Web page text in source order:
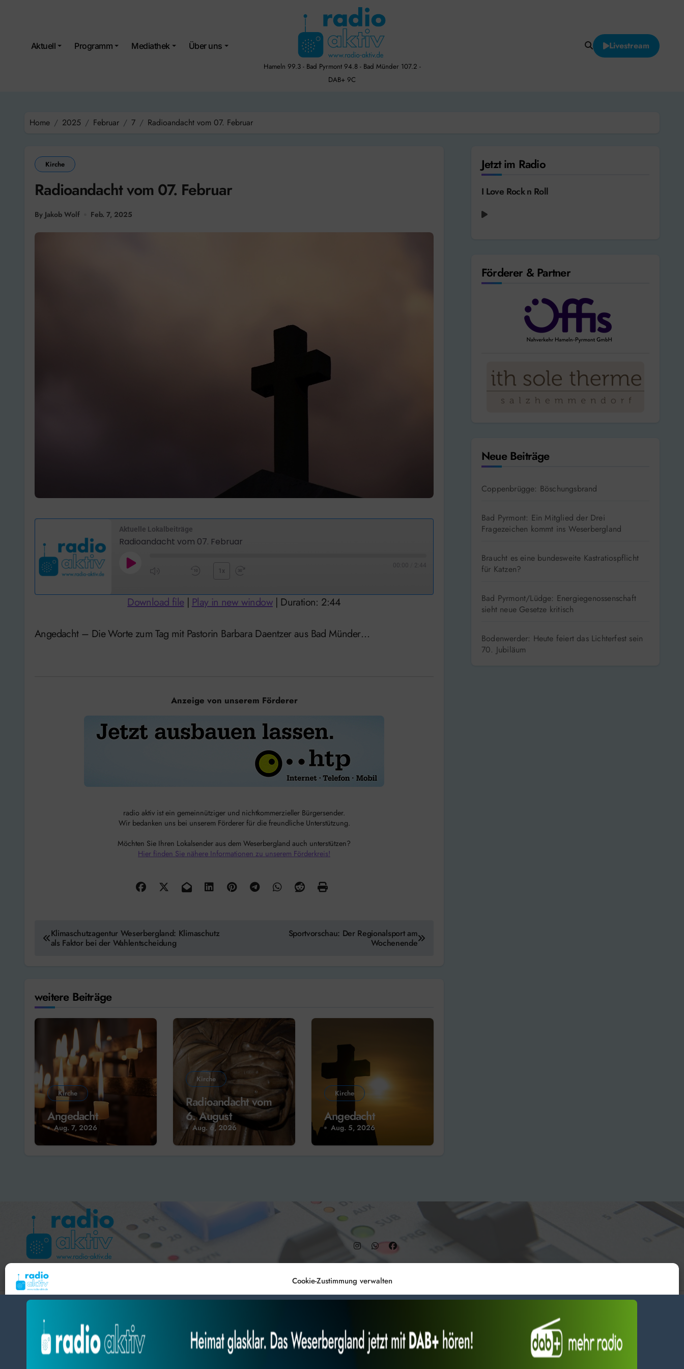
Cookie-Zustimmung verwalten
zustimmst, können wir Daten wie das Surfverhalten oder eindeutige IDs auf dieser Website
verarbeiten. Wenn du deine Zustimmung nicht erteilst oder zurückziehst, können bestimmte Merkmale
und Funktionen beeinträchtigt werden.
Aktuell Programm Mediathek Über uns
Hameln 99.3 - Bad Pyrmont 94.8 - Bad Münder 107.2 -
DAB+ 9C
Livestream
Home 2025 Februar 7 Radioandacht vom 07. Februar
Kirche
Radioandacht vom 07. Februar
By Jakob Wolf Feb. 7, 2025
Aktuelle Lokalbeiträge
Radioandacht vom 07. Februar
Play
Mute/Unmute
Episode
Rewind
10
Seconds
1x
Forward
30
2:44
Download file| Play in new window| Duration: 2:44
Angedacht – Die Worte zum Tag mit Pastorin Barbara Daentzer aus Bad Münder…
Anzeige von unserem Förderer
radio aktiv ist ein gemeinnütziger und nichtkommerzieller Bürgersender.
Wir bedanken uns bei unserem Förderer für die freundliche Unterstützung.
Möchten Sie Ihren Lokalsender aus dem Weserbergland auch unterstützen?
Hier finden Sie nähere Informationen zu unserem Förderkreis!
Beitragsnavigation
Klimaschutzagentur Weserbergland: Klimaschutz
als Faktor bei der Wahlentscheidung
Sportvorschau: Der Regionalsport am
Wochenende
weitere Beiträge
Kirche
Angedacht
Aug. 7, 2026
Kirche
Radioandacht vom
6. August
Aug. 6, 2026
Kirche
Angedacht
Aug. 5, 2026
Jetzt im Radio
I Love Rock n Roll
Förderer & Partner
Neue Beiträge
Coppenbrügge: Böschungsbrand
Bad Pyrmont: Ein Mitglied der Drei
Fragezeichen kommt ins Weserbergland
Braucht es eine bundesweite Kastratiospflicht
für Katzen?
Bad Pyrmont/Lüdge: Energiegenossenschaft
sieht neue Gesetze kritisch
Bodenwerder: Heute feiert das Lichterfest sein
70. Jubiläum
Hameln 99.3 – Bad Pyrmont 94.8 – Bad Münder 107.2 – DAB+ 9C
BlogDatabyThemeansar.